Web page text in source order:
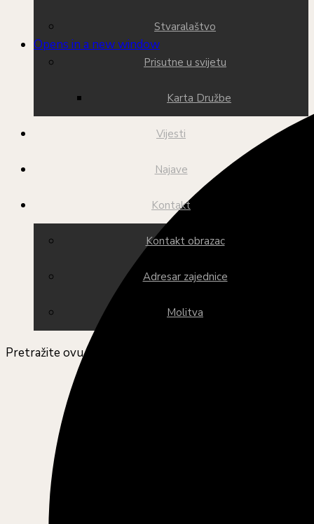
Stvaralaštvo
Prisutne u svijetu
Karta Družbe
Vijesti
Najave
Kontakt
Kontakt obrazac
Adresar zajednice
Molitva
Pretražite ovu web stranicu
Opens in a new window